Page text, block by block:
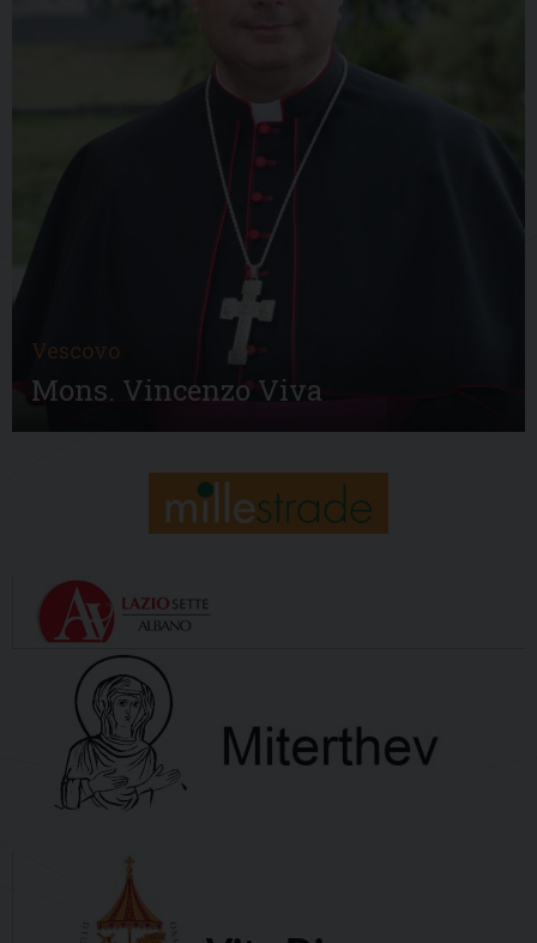
Vescovo
Mons. Vincenzo Viva